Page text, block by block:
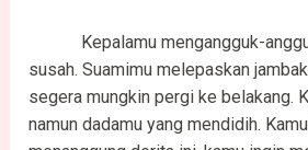
Kepalamu mengangguk-
susah. Suamimu melepaskan
segera mungkin pergi ke belakang.
namun dadamu yang mendidih.